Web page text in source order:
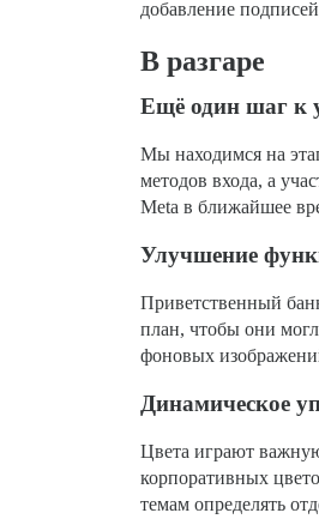
добавление
В разгаре
Ещё один шаг к
Мы находимся на
методов входа, а
Meta в ближайшее
Улучшение
Приветственный
план, чтобы они
фоновых
Динамическое
Цвета играют
корпоративных
темам определять